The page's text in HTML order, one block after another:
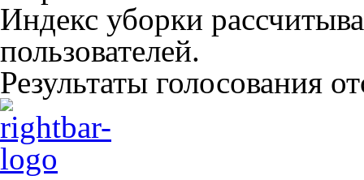
Индекс уборки
пользователей.
Результаты голосования